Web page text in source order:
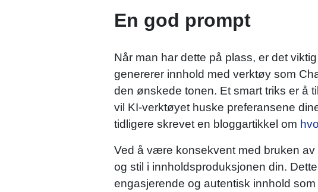
En god prompt
Når man har dette på plass, er det
genererer innhold med verktøy som
den ønskede tonen. Et smart triks er å
vil KI-verktøyet huske preferansene
tidligere skrevet en bloggartikkel om
Ved å være konsekvent med bruken
og stil i innholdsproduksjonen din.
engasjerende og autentisk innhold